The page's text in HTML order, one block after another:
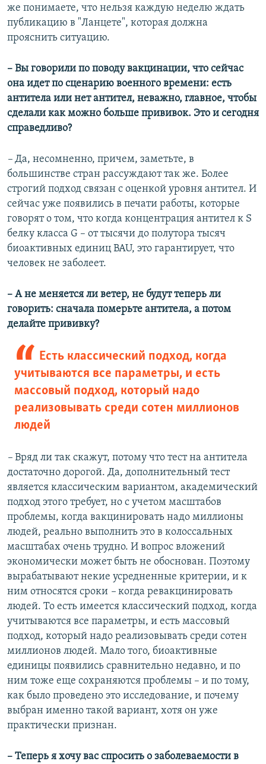
же понимаете, что нельзя каждую неделю ждать
публикацию в "Ланцете", которая должна
прояснить ситуацию.
– Вы говорили по поводу вакцинации, что сейчас
она идет по сценарию военного времени: есть
антитела или нет антител, неважно, главное, чтобы
сделали как можно больше прививок. Это и сегодня
справедливо?
– Да, несомненно, причем, заметьте, в
большинстве стран рассуждают так же. Более
строгий подход связан с оценкой уровня антител. И
сейчас уже появились в печати работы, которые
говорят о том, что когда концентрация антител к S
белку класса G – от тысячи до полутора тысяч
биоактивных единиц BAU, это гарантирует, что
человек не заболеет.
– А не меняется ли ветер, не будут теперь ли
говорить: сначала померьте антитела, а потом
делайте прививку?
Есть классический подход, когда
учитываются все параметры, и есть
массовый подход, который надо
реализовывать среди сотен миллионов
людей
– Вряд ли так скажут, потому что тест на антитела
достаточно дорогой. Да, дополнительный тест
является классическим вариантом, академический
подход этого требует, но с учетом масштабов
проблемы, когда вакцинировать надо миллионы
людей, реально выполнить это в колоссальных
масштабах очень трудно. И вопрос вложений
экономически может быть не обоснован. Поэтому
вырабатывают некие усредненные критерии, и к
ним относятся сроки – когда ревакцинировать
людей. То есть имеется классический подход, когда
учитываются все параметры, и есть массовый
подход, который надо реализовывать среди сотен
миллионов людей. Мало того, биоактивные
единицы появились сравнительно недавно, и по
ним тоже еще сохраняются проблемы – и по тому,
как было проведено это исследование, и почему
выбран именно такой вариант, хотя он уже
практически признан.
– Теперь я хочу вас спросить о заболеваемости в